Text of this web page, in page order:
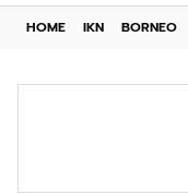
HOME IKN BORNEO